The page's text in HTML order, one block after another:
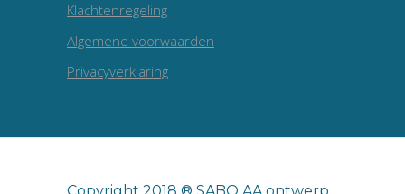
Klachtenregeling
Algemene voorwaarden
Privacyverklaring